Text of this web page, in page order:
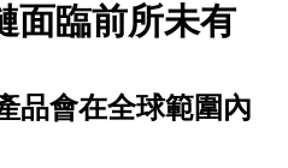
面臨前所未有
品會在全球範圍內